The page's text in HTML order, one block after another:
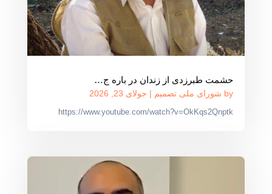
حشمت طبرزدی از زندان در باره ج…
by شورای ملی تصمیم | جولای 23, 2026
https://www.youtube.com/watch?v=OkKqs2Qnptk